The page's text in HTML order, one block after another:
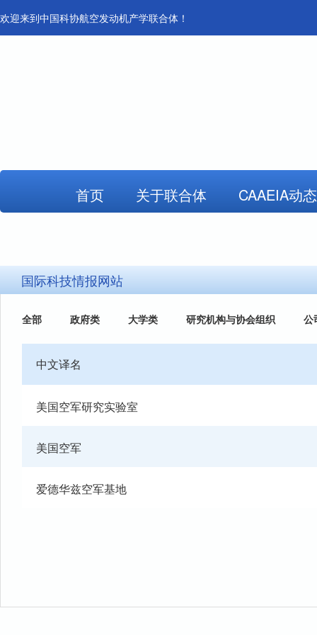
欢迎来到中国科协航空发动机产学联合体！
首页 关于联合体 CAAEIA动态
国际科技情报网站
全部 政府类 大学类 研究机构与协会组织 公
中文译名
美国空军研究实验室
美国空军
爱德华兹空军基地